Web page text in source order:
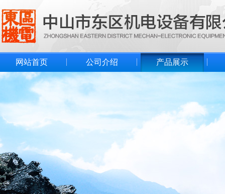
网站首页 公司介绍 产品展示